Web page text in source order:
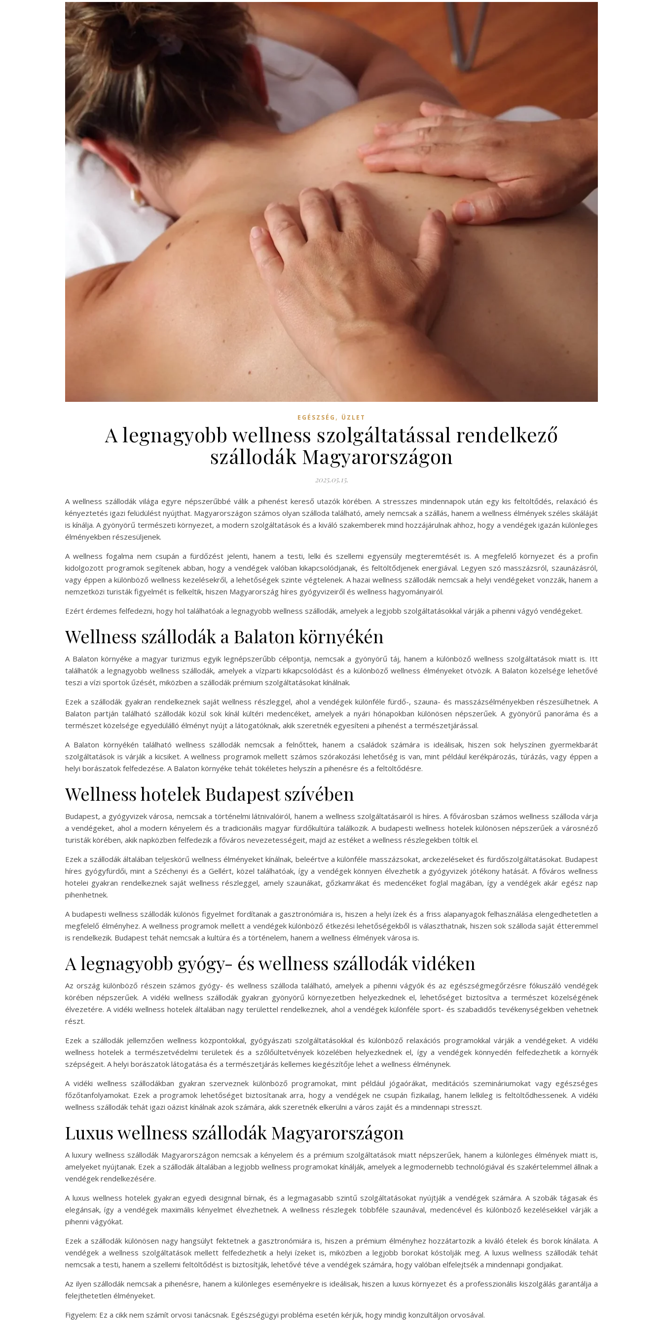
EGÉSZSÉG , ÜZLET
A legnagyobb wellness szolgáltatással rendelkező
szállodák Magyarországon
2025.05.15.
A wellness szállodák világa egyre népszerűbbé válik a pihenést kereső utazók körében. A stresszes mindennapok után egy kis feltöltődés, relaxáció és
kényeztetés igazi felüdülést nyújthat. Magyarországon számos olyan szálloda található, amely nemcsak a szállás, hanem a wellness élmények széles skáláját
is kínálja. A gyönyörű természeti környezet, a modern szolgáltatások és a kiváló szakemberek mind hozzájárulnak ahhoz, hogy a vendégek igazán különleges
élményekben részesüljenek.
A wellness fogalma nem csupán a fürdőzést jelenti, hanem a testi, lelki és szellemi egyensúly megteremtését is. A megfelelő környezet és a profin
kidolgozott programok segítenek abban, hogy a vendégek valóban kikapcsolódjanak, és feltöltődjenek energiával. Legyen szó masszázsról, szaunázásról,
vagy éppen a különböző wellness kezelésekről, a lehetőségek szinte végtelenek. A hazai wellness szállodák nemcsak a helyi vendégeket vonzzák, hanem a
nemzetközi turisták figyelmét is felkeltik, hiszen Magyarország híres gyógyvizeiről és wellness hagyományairól.
Ezért érdemes felfedezni, hogy hol találhatóak a legnagyobb wellness szállodák, amelyek a legjobb szolgáltatásokkal várják a pihenni vágyó vendégeket.
Wellness szállodák a Balaton környékén
A Balaton környéke a magyar turizmus egyik legnépszerűbb célpontja, nemcsak a gyönyörű táj, hanem a különböző wellness szolgáltatások miatt is. Itt
találhatók a legnagyobb wellness szállodák, amelyek a vízparti kikapcsolódást és a különböző wellness élményeket ötvözik. A Balaton közelsége lehetővé
teszi a vízi sportok űzését, miközben a szállodák prémium szolgáltatásokat kínálnak.
Ezek a szállodák gyakran rendelkeznek saját wellness részleggel, ahol a vendégek különféle fürdő-, szauna- és masszázsélményekben részesülhetnek. A
Balaton partján található szállodák közül sok kínál kültéri medencéket, amelyek a nyári hónapokban különösen népszerűek. A gyönyörű panoráma és a
természet közelsége egyedülálló élményt nyújt a látogatóknak, akik szeretnék egyesíteni a pihenést a természetjárással.
A Balaton környékén található wellness szállodák nemcsak a felnőttek, hanem a családok számára is ideálisak, hiszen sok helyszínen gyermekbarát
szolgáltatások is várják a kicsiket. A wellness programok mellett számos szórakozási lehetőség is van, mint például kerékpározás, túrázás, vagy éppen a
helyi borászatok felfedezése. A Balaton környéke tehát tökéletes helyszín a pihenésre és a feltöltődésre.
Wellness hotelek Budapest szívében
Budapest, a gyógyvizek városa, nemcsak a történelmi látnivalóiról, hanem a wellness szolgáltatásairól is híres. A fővárosban számos wellness szálloda várja
a vendégeket, ahol a modern kényelem és a tradicionális magyar fürdőkultúra találkozik. A budapesti wellness hotelek különösen népszerűek a városnéző
turisták körében, akik napközben felfedezik a főváros nevezetességeit, majd az estéket a wellness részlegekben töltik el.
Ezek a szállodák általában teljeskörű wellness élményeket kínálnak, beleértve a különféle masszázsokat, arckezeléseket és fürdőszolgáltatásokat. Budapest
híres gyógyfürdői, mint a Széchenyi és a Gellért, közel találhatóak, így a vendégek könnyen élvezhetik a gyógyvizek jótékony hatását. A főváros wellness
hotelei gyakran rendelkeznek saját wellness részleggel, amely szaunákat, gőzkamrákat és medencéket foglal magában, így a vendégek akár egész nap
pihenhetnek.
A budapesti wellness szállodák különös figyelmet fordítanak a gasztronómiára is, hiszen a helyi ízek és a friss alapanyagok felhasználása elengedhetetlen a
megfelelő élményhez. A wellness programok mellett a vendégek különböző étkezési lehetőségekből is választhatnak, hiszen sok szálloda saját étteremmel
is rendelkezik. Budapest tehát nemcsak a kultúra és a történelem, hanem a wellness élmények városa is.
A legnagyobb gyógy- és wellness szállodák vidéken
Az ország különböző részein számos gyógy- és wellness szálloda található, amelyek a pihenni vágyók és az egészségmegőrzésre fókuszáló vendégek
körében népszerűek. A vidéki wellness szállodák gyakran gyönyörű környezetben helyezkednek el, lehetőséget biztosítva a természet közelségének
élvezetére. A vidéki wellness hotelek általában nagy területtel rendelkeznek, ahol a vendégek különféle sport- és szabadidős tevékenységekben vehetnek
részt.
Ezek a szállodák jellemzően wellness központokkal, gyógyászati szolgáltatásokkal és különböző relaxációs programokkal várják a vendégeket. A vidéki
wellness hotelek a természetvédelmi területek és a szőlőültetvények közelében helyezkednek el, így a vendégek könnyedén felfedezhetik a környék
szépségeit. A helyi borászatok látogatása és a természetjárás kellemes kiegészítője lehet a wellness élménynek.
A vidéki wellness szállodákban gyakran szerveznek különböző programokat, mint például jógaórákat, meditációs szemináriumokat vagy egészséges
főzőtanfolyamokat. Ezek a programok lehetőséget biztosítanak arra, hogy a vendégek ne csupán fizikailag, hanem lelkileg is feltöltődhessenek. A vidéki
wellness szállodák tehát igazi oázist kínálnak azok számára, akik szeretnék elkerülni a város zaját és a mindennapi stresszt.
Luxus wellness szállodák Magyarországon
A luxury wellness szállodák Magyarországon nemcsak a kényelem és a prémium szolgáltatások miatt népszerűek, hanem a különleges élmények miatt is,
amelyeket nyújtanak. Ezek a szállodák általában a legjobb wellness programokat kínálják, amelyek a legmodernebb technológiával és szakértelemmel állnak a
vendégek rendelkezésére.
A luxus wellness hotelek gyakran egyedi designnal bírnak, és a legmagasabb szintű szolgáltatásokat nyújtják a vendégek számára. A szobák tágasak és
elegánsak, így a vendégek maximális kényelmet élvezhetnek. A wellness részlegek többféle szaunával, medencével és különböző kezelésekkel várják a
pihenni vágyókat.
Ezek a szállodák különösen nagy hangsúlyt fektetnek a gasztronómiára is, hiszen a prémium élményhez hozzátartozik a kiváló ételek és borok kínálata. A
vendégek a wellness szolgáltatások mellett felfedezhetik a helyi ízeket is, miközben a legjobb borokat kóstolják meg. A luxus wellness szállodák tehát
nemcsak a testi, hanem a szellemi feltöltődést is biztosítják, lehetővé téve a vendégek számára, hogy valóban elfelejtsék a mindennapi gondjaikat.
Az ilyen szállodák nemcsak a pihenésre, hanem a különleges eseményekre is ideálisak, hiszen a luxus környezet és a professzionális kiszolgálás garantálja a
felejthetetlen élményeket.
Figyelem: Ez a cikk nem számít orvosi tanácsnak. Egészségügyi probléma esetén kérjük, hogy mindig konzultáljon orvosával.